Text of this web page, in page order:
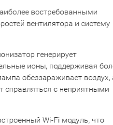
востребованными
вентилятора и систему
генерирует
ионы, поддерживая
обеззараживает воздух,
справляться с неприятными
Wi-Fi модуль, что